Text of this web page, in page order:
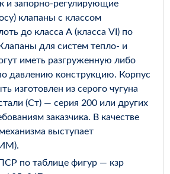
и запорно-регулирующие
клапаны с классом
до класса А (класса VI) по
для систем тепло- и
иметь разгруженную либо
давлению конструкцию. Корпус
изготовлен из серого чугуна
(Ст) — серия 200 или других
заказчика. В качестве
выступает
по таблице фигур — кзр